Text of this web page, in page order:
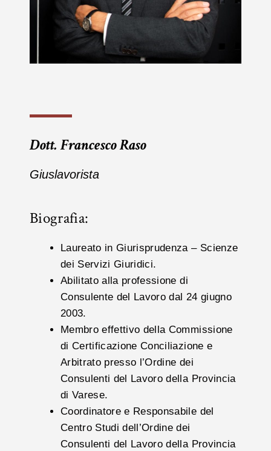
Dott. Francesco Raso
Giuslavorista
Biografia:
Laureato in Giurisprudenza – Scienze
dei Servizi Giuridici.
Abilitato alla professione di
Consulente del Lavoro dal 24 giugno
2003.
Membro effettivo della Commissione
di Certificazione Conciliazione e
Arbitrato presso l’Ordine dei
Consulenti del Lavoro della Provincia
di Varese.
Coordinatore e Responsabile del
Centro Studi dell’Ordine dei
Consulenti del Lavoro della Provincia